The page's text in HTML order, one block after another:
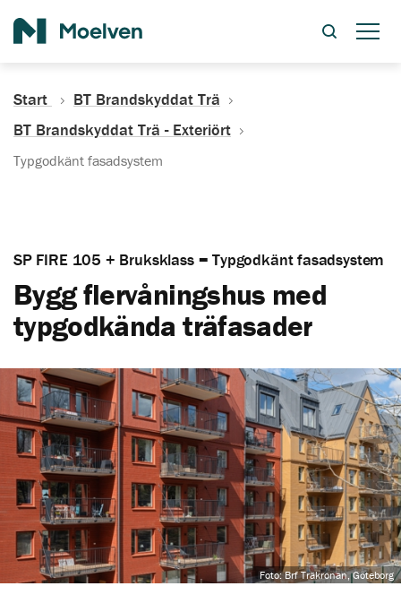
Start
BT Brandskyddat Trä
BT Brandskyddat Trä - Exteriört
Typgodkänt fasadsystem
SP FIRE 105 + Bruksklass = Typgodkänt fasadsystem
Bygg flervåningshus med
typgodkända träfasader
Foto: Brf Träkronan, Göteborg